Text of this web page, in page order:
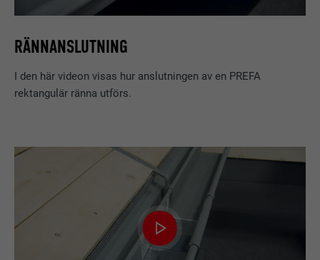
RÄNNANSLUTNING
I den här videon visas hur anslutningen av en PREFA
rektangulär ränna utförs.